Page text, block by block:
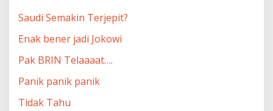
Saudi Semakin Terjepit?
Enak bener jadi Jokowi
Pak BRIN Telaaaat….
Panik panik panik
Tidak Tahu